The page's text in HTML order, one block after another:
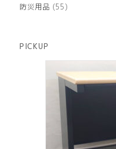
防災用品 5555
PICKUP